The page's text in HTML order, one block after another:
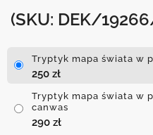
(SKU: DEK/
Tryptyk mapa świata w
250 zł
Tryptyk mapa świata w
canwas
290 zł